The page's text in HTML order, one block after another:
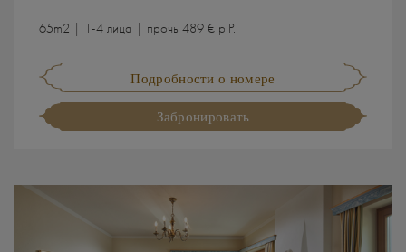
65m2 | 1-4 лица | прочь 489 € p.P.
Подробности о номере
Забронировать